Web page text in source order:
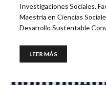
Investigaciones Sociales,
Maestría en Ciencias
Desarrollo Sustentable
LEER MÁS